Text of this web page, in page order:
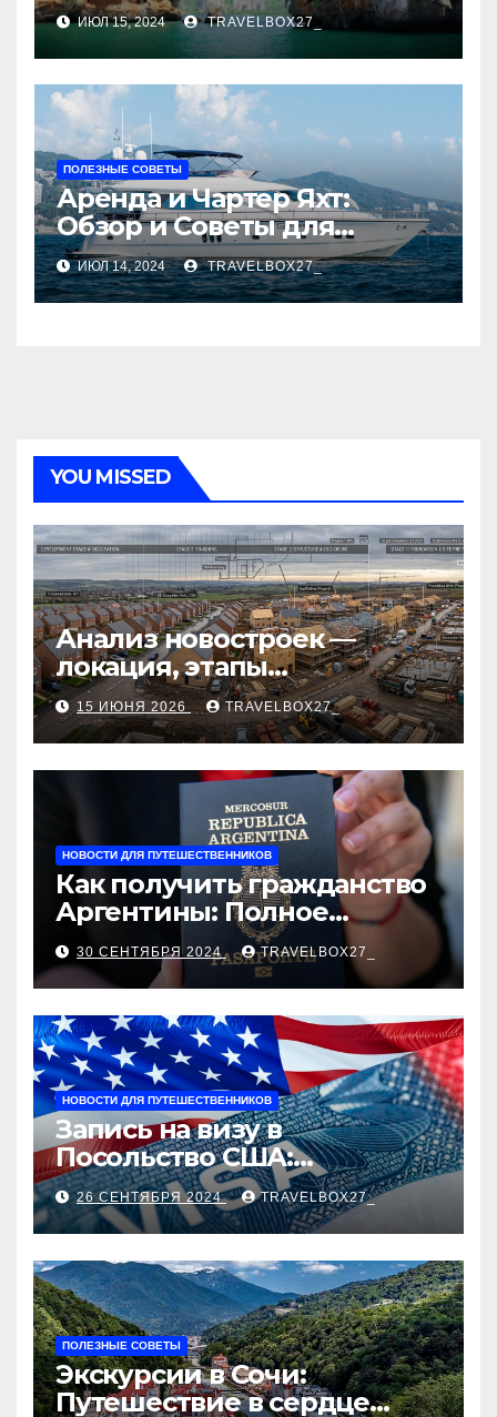
ИЮЛ 15, 2024 TRAVELBOX27_
ПОЛЕЗНЫЕ СОВЕТЫ
Аренда и Чартер Яхт:
Обзор и Советы для
Начинающих
ИЮЛ 14, 2024 TRAVELBOX27_
YOU MISSED
Анализ новостроек —
локация, этапы
строительства, проверка
застройщика, сценарии
оформления сделки и
рыночные ориентиры
15 ИЮНЯ 2026 TRAVELBOX27_
НОВОСТИ ДЛЯ ПУТЕШЕСТВЕННИКОВ
Как получить гражданство
Аргентины: Полное
руководство
30 СЕНТЯБРЯ 2024 TRAVELBOX27_
НОВОСТИ ДЛЯ ПУТЕШЕСТВЕННИКОВ
Запись на визу в
Посольство США:
Пошаговое руководство
26 СЕНТЯБРЯ 2024 TRAVELBOX27_
ПОЛЕЗНЫЕ СОВЕТЫ
Экскурсии в Сочи:
Путешествие в сердце